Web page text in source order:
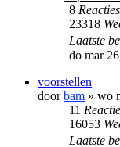
8 Reacties
23318
Laatste
do mar
voorstellen
doorbam » wo
11
16053
Laatste